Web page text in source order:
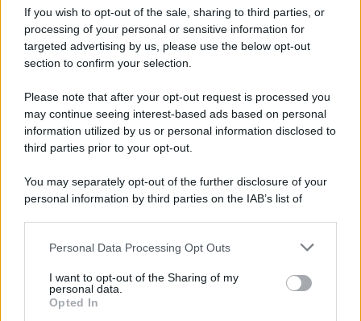
If you wish to opt-out of the sale, sharing to third parties, or
processing of your personal or sensitive information for
targeted advertising by us, please use the below opt-out
section to confirm your selection.
Please note that after your opt-out request is processed you
may continue seeing interest-based ads based on personal
information utilized by us or personal information disclosed to
third parties prior to your opt-out.
You may separately opt-out of the further disclosure of your
personal information by third parties on the IAB’s list of
This information may also be disclosed by us to third parties
disclose it to other third parties.
Please note that this website/app uses one or more Google
Personal Data Processing Opt Outs
I want to opt-out of the Sharing of my
personal data.
Opted In